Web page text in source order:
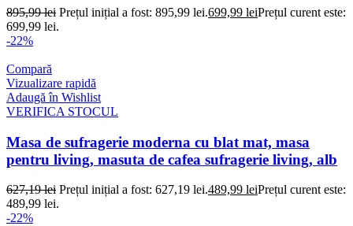
895,99lei Prețul inițial a fost: 895,99 lei.699,99 leiPrețul curent este:
699,99 lei.
-22%
Compară
Vizualizare rapidă
Adaugă în Wishlist
VERIFICA STOCUL
Masa de sufragerie moderna cu blat mat, masa
pentru living, masuta de cafea sufragerie living, alb
627,19lei Prețul inițial a fost: 627,19 lei.489,99 leiPrețul curent este:
489,99 lei.
-22%